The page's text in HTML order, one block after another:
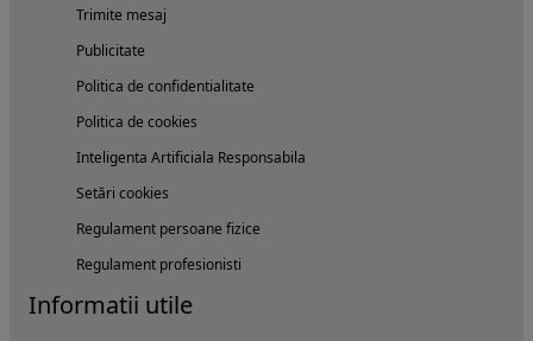
Trimite mesaj
Publicitate
Politica de confidentialitate
Politica de cookies
Inteligenta Artificiala Responsabila
Setări cookies
Regulament persoane fizice
Regulament profesionisti
Informatii utile